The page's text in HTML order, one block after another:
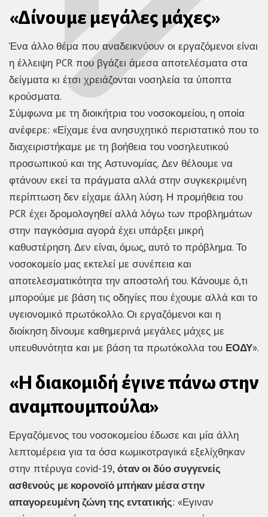
«Δίνουμε μεγάλες μάχες»
Ένα άλλο θέμα που αναδεικνύουν οι εργαζόμενοι είναι
η έλλειψη PCR που βγάζει άμεσα αποτελέσματα στα
δείγματα κι έτσι χρειάζονται νοσηλεία τα ύποπτα
κρούσματα.
Σύμφωνα με τη διοικήτρια του νοσοκομείου, η οποία
ανέφερε: «Είχαμε ένα ανησυχητικό περιστατικό που το
διαχειριστήκαμε με τη βοήθεια του νοσηλευτικού
προσωπικού και της Αστυνομίας. Δεν θέλουμε να
φτάνουν εκεί τα πράγματα αλλά στην συγκεκριμένη
περίπτωση δεν είχαμε άλλη λύση. Η προμήθεια του
PCR έχει δρομολογηθεί αλλά λόγω των προβλημάτων
στην παγκόσμια αγορά έχει υπάρξει μικρή
καθυστέρηση. Δεν είναι, όμως, αυτό το πρόβλημα. Το
νοσοκομείο μας εκτελεί με συνέπεια και
αποτελεσματικότητα την αποστολή του. Κάνουμε ό,τι
μπορούμε με βάση τις οδηγίες που έχουμε αλλά και το
υγειονομικό πρωτόκολλο. Οι εργαζόμενοι και η
διοίκηση δίνουμε καθημερινά μεγάλες μάχες με
υπευθυνότητα και με βάση τα πρωτόκολλα του ΕΟΔΥ».
«Η διακομιδή έγινε πάνω στην
αναμπουμπούλα»
Εργαζόμενος του νοσοκομείου έδωσε και μία άλλη
λεπτομέρεια για τα όσα κωμικοτραγικά εξελίχθηκαν
στην πτέρυγα covid-19, όταν οι δύο συγγενείς
ασθενούς με κορονοϊό μπήκαν μέσα στην
απαγορευμένη ζώνη της εντατικής: «Εγιναν